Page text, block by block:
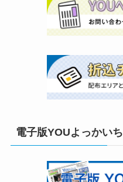
電子版YOUよっかいち